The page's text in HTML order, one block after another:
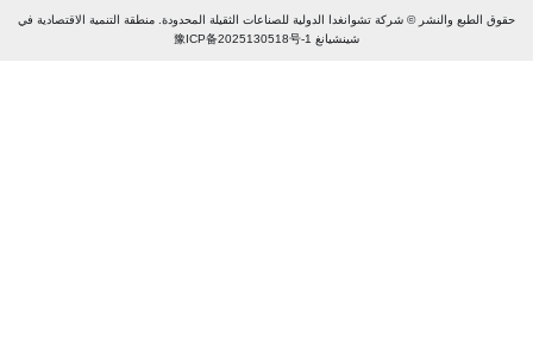
الطبع والنشر © شركة تشوانغدا الدولية للصناعات الثقيلة المحدودة. منطقة التنمية الاقتصادية في
شينشيانغ 豫ICP备2025130518号-1